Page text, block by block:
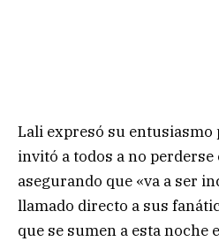
Lali expresó su
invitó a todos a no perderse
asegurando que «va a ser
llamado directo a sus
que se sumen a esta noche